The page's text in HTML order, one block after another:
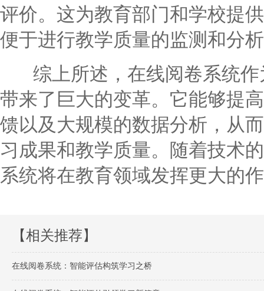
评价。这为教育部门和学校提
便于进行教学质量的监测和分
综上所述，在线阅卷系统作
带来了巨大的变革。它能够提
馈以及大规模的数据分析，从
习成果和教学质量。随着技术
系统将在教育领域发挥更大的
【相关推荐】
在线阅卷系统：智能评估构筑学习之桥